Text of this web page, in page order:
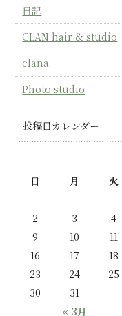
日記
CLAN hair & studio
clana
Photo studio
投稿日カレンダー
日
月 火
« 3月
2
3 4
9
10 11
16
17 18
23
24 25
30
31